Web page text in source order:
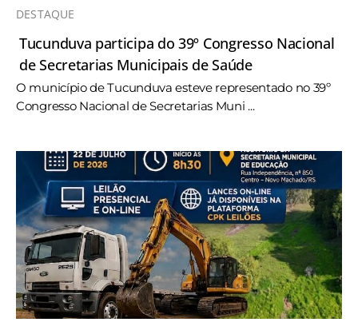
DESTAQUE
Tucunduva participa do 39º Congresso Nacional
de Secretarias Municipais de Saúde
O município de Tucunduva esteve representado no 39º
Congresso Nacional de Secretarias Muni ...